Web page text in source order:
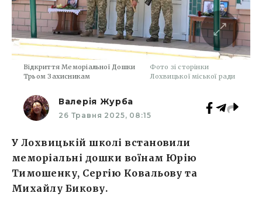
Відкриття Меморіальної Дошки
Трьом Захисникам
Фото зі сторінки
Лохвицької міської ради
Валерія Журба
26 Травня 2025, 08:15
У Лохвицькій школі встановили
меморіальні дошки воїнам Юрію
Тимошенку, Сергію Ковальову та
Михайлу Бикову.